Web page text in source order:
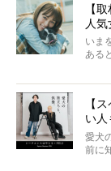
カ
【
人
いま
ある
と
愛が
だか
春奈
小西
【
い人
はや
愛犬
前に